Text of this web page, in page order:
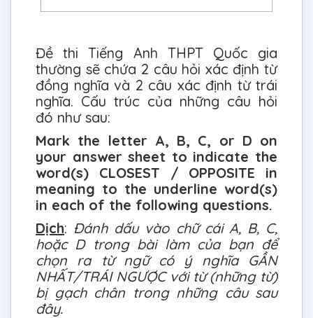
Đề thi Tiếng Anh THPT Quốc gia
thường sẽ chứa 2 câu hỏi xác định từ
đồng nghĩa và 2 câu xác định từ trái
nghĩa. Cấu trúc của những câu hỏi
đó như sau:
Mark the letter A, B, C, or D on
your answer sheet to indicate the
word(s) CLOSEST / OPPOSITE in
meaning to the underline word(s)
in each of the following questions.
Dịch: Đánh dấu vào chữ cái A, B, C,
hoặc D trong bài làm của bạn để
chọn ra từ ngữ có ý nghĩa GẦN
NHẤT/TRÁI NGƯỢC với từ (những từ)
bị gạch chân trong những câu sau
đây.